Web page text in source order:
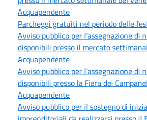
Acquapendente
Parcheggi gratuiti nel periodo delle
Avviso pubblico per l’assegnazione di
disponibili presso il mercato
Acquapendente
Avviso pubblico per l’assegnazione di
disponibili presso la Fiera dei
Acquapendente
Avviso pubblico per il sostegno di